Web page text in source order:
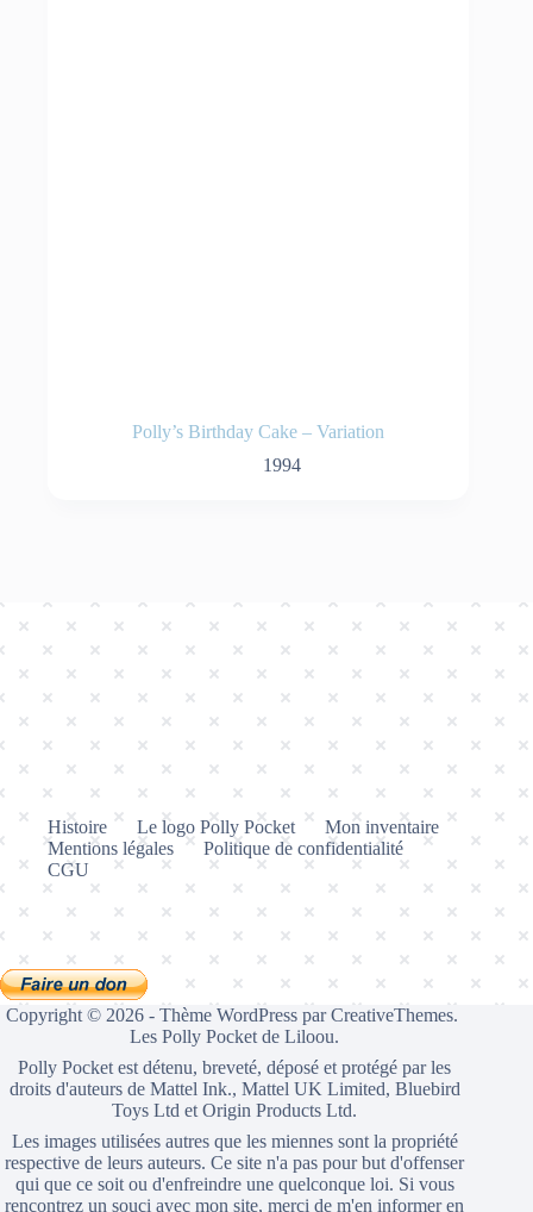
Polly’s Birthday Cake – Variation
1994
Histoire Le logo Polly Pocket
Mon inventaire
Mentions légales
Politique de confidentialité
CGU
Copyright © 2026 - Thème WordPress parCreativeThemes.
Les Polly Pocket de Liloou.
Polly Pocket est détenu, breveté, déposé et protégé par les
droits d'auteurs de Mattel Ink., Mattel UK Limited, Bluebird
Toys Ltd et Origin Products Ltd.
Les images utilisées autres que les miennes sont la propriété
respective de leurs auteurs. Ce site n'a pas pour but d'offenser
qui que ce soit ou d'enfreindre une quelconque loi. Si vous
rencontrez un souci avec mon site, merci de m'en informer en